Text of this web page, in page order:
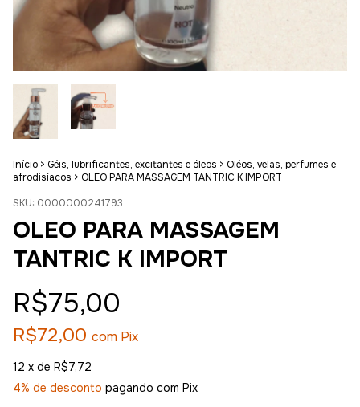
Início > Géis, lubrificantes, excitantes e óleos > Oléos, velas, perfumes e
afrodisíacos > OLEO PARA MASSAGEM TANTRIC K IMPORT
SKU: 0000000241793
OLEO PARA MASSAGEM
TANTRIC K IMPORT
R$75,00
R$72,00 com Pix
12 x de R$7,72
4% de desconto pagando com Pix